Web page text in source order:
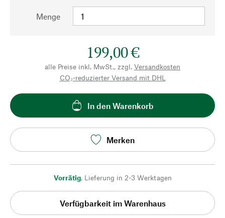
Menge
199,00 €
alle Preise inkl. MwSt., zzgl. Versandkosten
CO₂-reduzierter Versand mit DHL
In den Warenkorb
Merken
Vorrätig, Lieferung in 2-3 Werktagen
Verfügbarkeit im Warenhaus